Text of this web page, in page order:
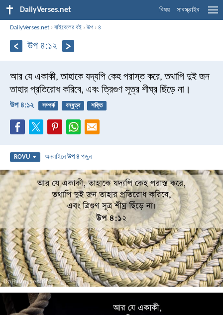
DailyVerses.net বিষয় সাবস্ক্রাইব
DailyVerses.net ›বাইবেলের বই ›উপ›৪
উপ ৪:১২
আর যে একাকী, তাহাকে যদ্যপি কেহ পরাস্ত করে, তথাপি দুই জন
তাহার প্রতিরোধ করিবে, এবং ত্রিগুণ সূত্র শীঘ্র ছিঁড়ে না।
উপ ৪:১২ সম্পর্ক বন্ধুত্ব শক্তি
ROVU অনলাইনেউপ ৪ পড়ুন